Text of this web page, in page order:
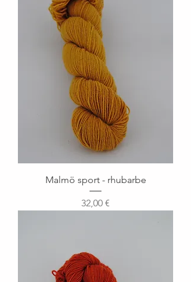
Malmö sport - rhubarbe
Prix
32,00 €